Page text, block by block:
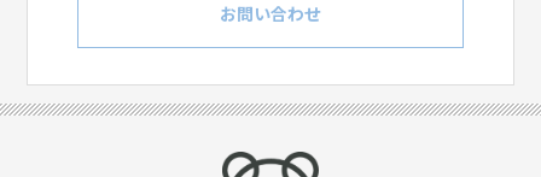
お問い合わせ